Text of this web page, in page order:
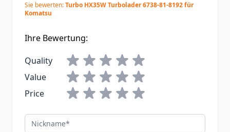
Sie bewerten:Turbo HX35W Turbolader 6738-81-8192 für
Komatsu
Ihre Bewertung:
Quality
Value
Price
Nickname